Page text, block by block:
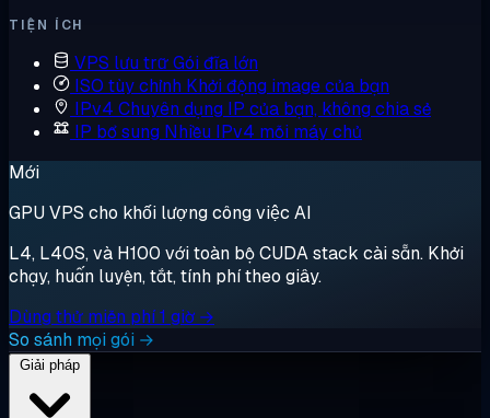
TIỆN ÍCH
VPS lưu trữGói đĩa lớn
ISO tùy chỉnh Khởi động image của bạn
IPv4 Chuyên dụng IP của bạn, không chia sẻ
IP bổ sung Nhiều IPv4 mỗi máy chủ
Mới
GPU VPS cho khối lượng công việc AI
L4, L40S, và H100 với toàn bộ CUDA stack cài sẵn. Khởi
chạy, huấn luyện, tắt, tính phí theo giây.
Dùng thử miễn phí 1 giờ →
So sánh mọi gói →